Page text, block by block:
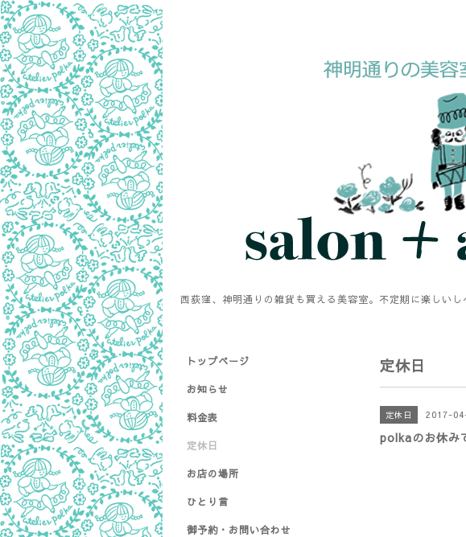
西荻窪、神明通りの雑貨も買える美容室。不定期に楽しい
定休日
定休日 2017-
polkaのお休み
トップページ
お知らせ
料金表
定休日
お店の場所
ひとり言
御予約・お問い合わせ